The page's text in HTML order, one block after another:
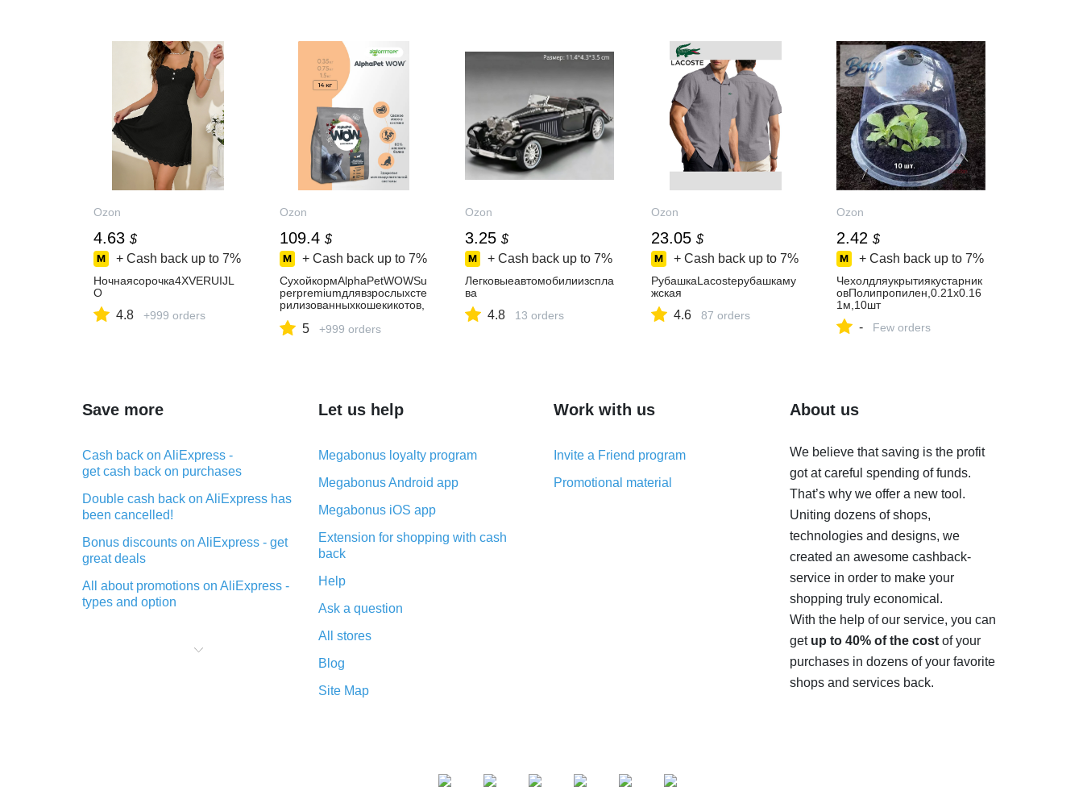
Ozon
4.63 $
+ Cash back up to 7%
Ночнаясорочка4XVERUIJL
O
4.8 +999 orders
Ozon
109.4 $
+ Cash back up to 7%
СухойкормAlphaPetWOWSu
perpremiumдлявзрослыхсте
рилизованныхкошекикотов,
5 +999 orders
Ozon
3.25 $
+ Cash back up to 7%
Легковыеавтомобилиизспла
ва
4.8 13 orders
Ozon
23.05 $
+ Cash back up to 7%
РубашкаLacosteрубашкаму
жская
4.6 87 orders
Ozon
2.42 $
+ Cash back up to 7%
Чехолдляукрытиякустарник
овПолипропилен,0.21x0.16
1м,10шт
- Few orders
Save more
Cash back on AliExpress -
get cash back on purchases
Double cash back on AliExpress has
been cancelled!
Bonus discounts on AliExpress - get
great deals
All about promotions on AliExpress -
types and option
purchases on AliExpress - short and
Let us help
Megabonus loyalty program
Megabonus Android app
Megabonus iOS app
Extension for shopping with cash
back
Help
Ask a question
All stores
Blog
Site Map
Work with us
Invite a Friend program
Promotional material
About us
We believe that saving is the profit
got at careful spending of funds.
That’s why we offer a new tool.
Uniting dozens of shops,
technologies and designs, we
created an awesome cashback-
service in order to make your
shopping truly economical.
With the help of our service, you can
get up to 40% of the costof your
purchases in dozens of your favorite
shops and services back.